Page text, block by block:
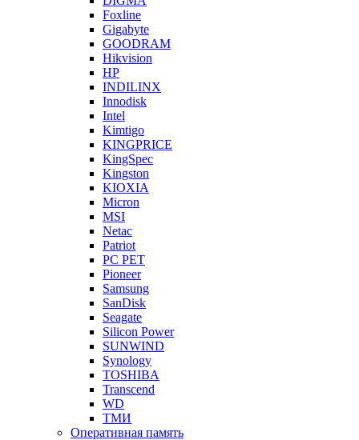
Foxline
Gigabyte
GOODRAM
Hikvision
HP
INDILINX
Innodisk
Intel
Kimtigo
KINGPRICE
KingSpec
Kingston
KIOXIA
Micron
MSI
Netac
Patriot
PC PET
Pioneer
Samsung
SanDisk
Seagate
Silicon Power
SUNWIND
Synology
TOSHIBA
Transcend
WD
ТМИ
Оперативная память